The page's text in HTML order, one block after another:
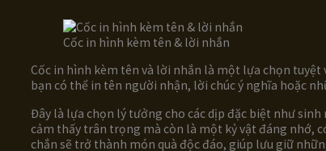
Cốc in hình kèm tên & lời nhắn
Cốc in hình kèm tên và lời nhắn là một lựa chọn
bạn có thể in tên người nhận, lời chúc ý nghĩa hoặc
Đây là lựa chọn lý tưởng cho các dịp đặc biệt như
cảm thấy trân trọng mà còn là một kỷ vật đáng nhớ,
chắn sẽ trở thành món quà độc đáo, giúp lưu giữ